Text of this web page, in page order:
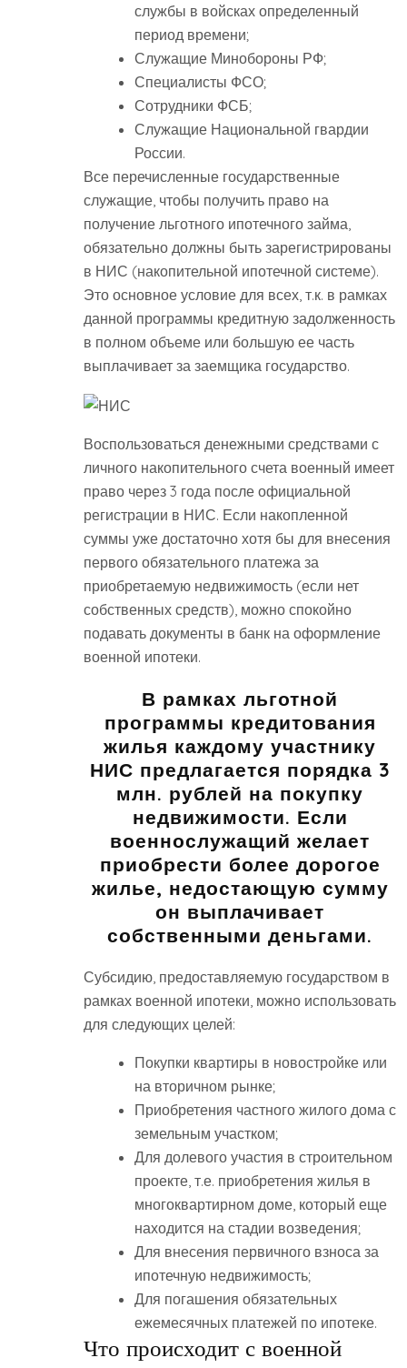
службы в войсках определенный
период времени;
Служащие Минобороны РФ;
Специалисты ФСО;
Сотрудники ФСБ;
Служащие Национальной гвардии
России.
Все перечисленные государственные
служащие, чтобы получить право на
получение льготного ипотечного займа,
обязательно должны быть зарегистрированы
в НИС (накопительной ипотечной системе).
Это основное условие для всех, т.к. в рамках
данной программы кредитную задолженность
в полном объеме или большую ее часть
выплачивает за заемщика государство.
Воспользоваться денежными средствами с
личного накопительного счета военный имеет
право через 3 года после официальной
регистрации в НИС. Если накопленной
суммы уже достаточно хотя бы для внесения
первого обязательного платежа за
приобретаемую недвижимость (если нет
собственных средств), можно спокойно
подавать документы в банк на оформление
военной ипотеки.
В рамках льготной
программы кредитования
жилья каждому участнику
НИС предлагается порядка 3
млн. рублей на покупку
недвижимости. Если
военнослужащий желает
приобрести более дорогое
жилье, недостающую сумму
он выплачивает
собственными деньгами.
Субсидию, предоставляемую государством в
рамках военной ипотеки, можно использовать
для следующих целей:
Покупки квартиры в новостройке или
на вторичном рынке;
Приобретения частного жилого дома с
земельным участком;
Для долевого участия в строительном
проекте, т.е. приобретения жилья в
многоквартирном доме, который еще
находится на стадии возведения;
Для внесения первичного взноса за
ипотечную недвижимость;
Для погашения обязательных
ежемесячных платежей по ипотеке.
Что происходит с военной